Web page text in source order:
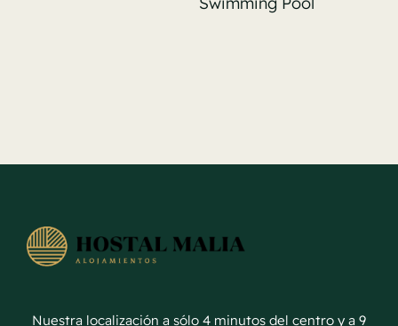
Nuestra localización a sólo 4 minutos del centro y a 9